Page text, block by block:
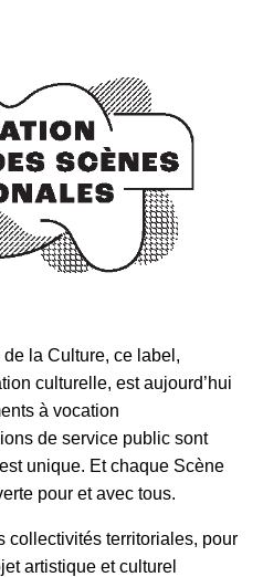
la Culture, ce label,
culturelle, est aujourd’hui
à vocation
de service public sont
unique. Et chaque Scène
pour et avec tous.
collectivités territoriales, pour
artistique et culturel